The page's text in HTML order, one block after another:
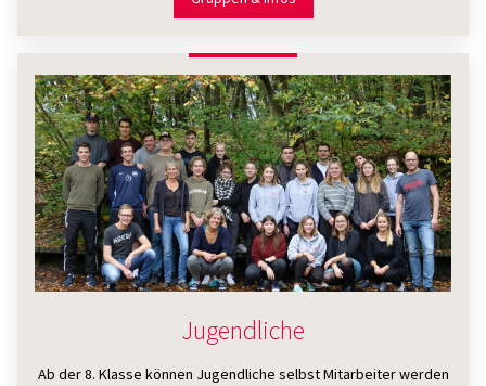
Jugendliche
Ab der 8. Klasse können Jugendliche selbst Mitarbeiter werden